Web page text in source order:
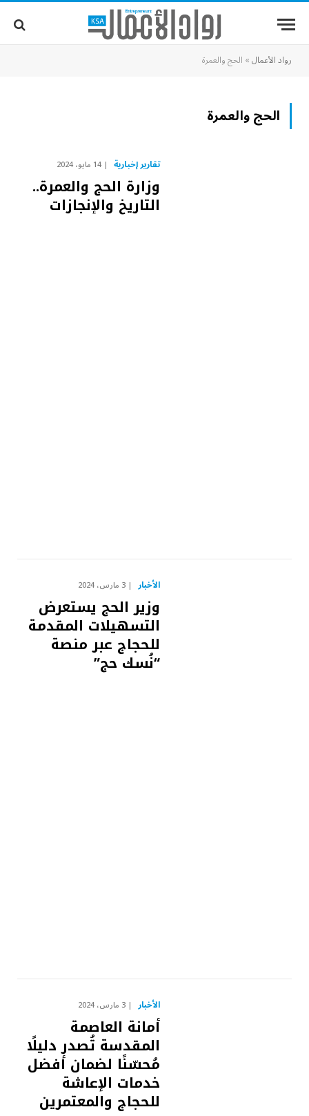
رواد الأعمال» الحج والعمرة
الحج والعمرة
تقارير إخبارية 14 مايو، 2024
وزارة الحج والعمرة..
التاريخ والإنجازات
الأخبار 3 مارس، 2024
وزير الحج يستعرض
التسهيلات المقدمة
للحجاج عبر منصة
“نُسك حج”
الأخبار 3 مارس، 2024
أمانة العاصمة
المقدسة تُصدر دليلًا
مُحسّنًا لضمان أفضل
خدمات الإعاشة
للحجاج والمعتمرين